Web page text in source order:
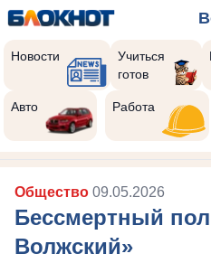
Новости
Учиться
готов
Авто Работа
Общество 09.05.2026
Бессмертный
Волжский»